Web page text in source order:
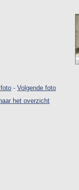
- Volgende foto
het overzicht